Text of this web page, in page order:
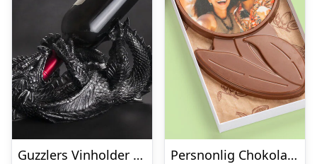
Guzzlers Vinholder Drage
Persnonlig Chokoladeblomst med Billede